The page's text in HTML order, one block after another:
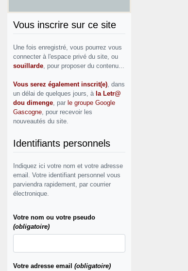
Vous inscrire sur ce site
Une fois enregistré, vous pourrez vous
connecter à l'espace privé du site, ou
souillarde , pour proposer du contenu...
Vous serez également inscrit(e), dans
un délai de quelques jours, à la Letr@
dou dimenge, par le groupe Google
Gascogne, pour recevoir les
nouveautés du site.
Identifiants personnels
Indiquez ici votre nom et votre adresse
email. Votre identifiant personnel vous
parviendra rapidement, par courrier
électronique.
Votre nom ou votre pseudo
(obligatoire)
Votre adresse email (obligatoire)